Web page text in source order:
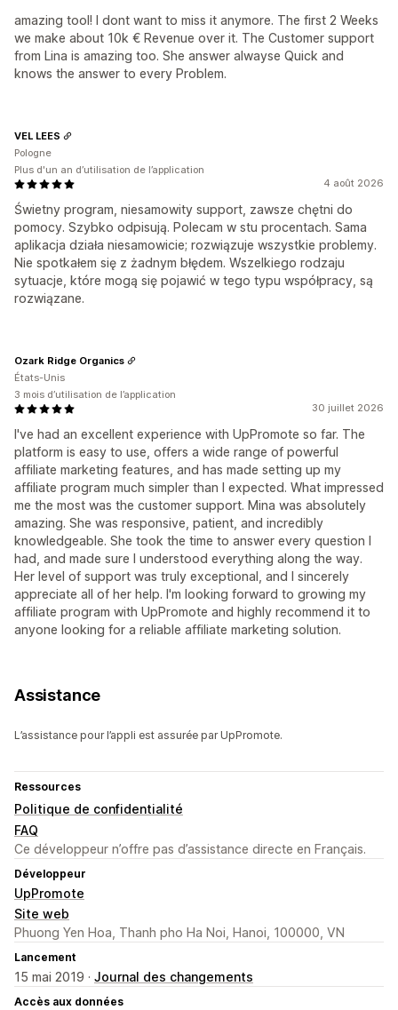
amazing tool! I dont want to miss it anymore. The first 2 Weeks
we make about 10k € Revenue over it. The Customer support
from Lina is amazing too. She answer alwayse Quick and
knows the answer to every Problem.
4 août 2026
Świetny program, niesamowity support, zawsze chętni do
pomocy. Szybko odpisują. Polecam w stu procentach. Sama
aplikacja działa niesamowicie; rozwiązuje wszystkie problemy.
Nie spotkałem się z żadnym błędem. Wszelkiego rodzaju
sytuacje, które mogą się pojawić w tego typu współpracy, są
rozwiązane.
VEL LEES
Pologne
Plus d'un an d’utilisation de l’application
30 juillet 2026
I've had an excellent experience with UpPromote so far. The
platform is easy to use, offers a wide range of powerful
affiliate marketing features, and has made setting up my
affiliate program much simpler than I expected. What impressed
me the most was the customer support. Mina was absolutely
amazing. She was responsive, patient, and incredibly
knowledgeable. She took the time to answer every question I
had, and made sure I understood everything along the way.
Her level of support was truly exceptional, and I sincerely
appreciate all of her help. I'm looking forward to growing my
affiliate program with UpPromote and highly recommend it to
anyone looking for a reliable affiliate marketing solution.
Ozark Ridge Organics
États-Unis
3 mois d’utilisation de l’application
Assistance
L’assistance pour l’appli est assurée par UpPromote.
Ressources
Politique de confidentialité
FAQ
Ce développeur n’offre pas d’assistance directe en Français.
Développeur
UpPromote
Site web
Phuong Yen Hoa, Thanh pho Ha Noi, Hanoi, 100000, VN
Lancement
15 mai 2019 · Journal des changements
Accès aux données